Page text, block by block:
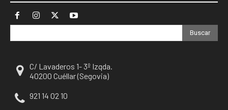
Buscar
C/ Lavaderos 1- 3º Izqda.
40200 Cuéllar (Segovia)
921 14 02 10